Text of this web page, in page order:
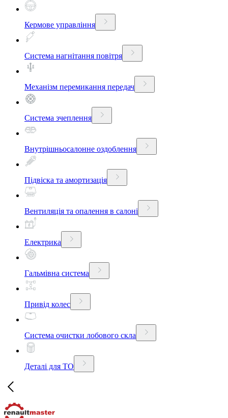
Кермове управління
Система нагнітання повітря
Механізм перемикання передач
Система зчеплення
Внутрішньосалонне оздоблення
Підвіска та амортизація
Вентиляція та опалення в салоні
Електрика
Гальмівна система
Привід колес
Система очистки лобового скла
Деталі для ТО